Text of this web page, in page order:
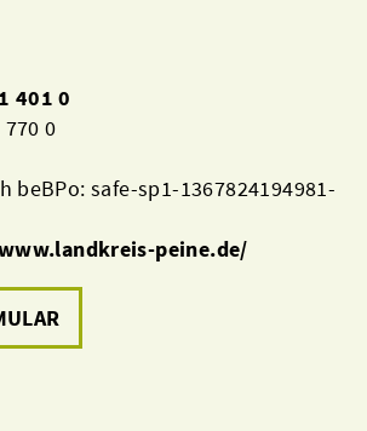
401 0
770 0
beBPo: safe-sp1-1367824194981-
peine.de/